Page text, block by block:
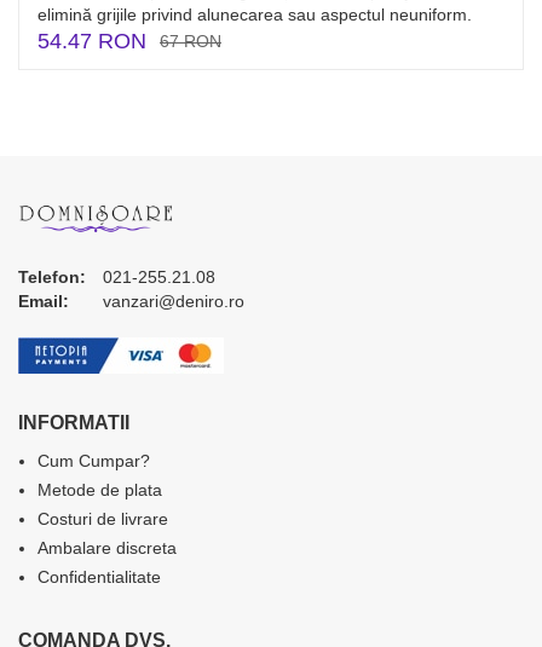
elimină grijile privind alunecarea sau aspectul neuniform.
54.47 RON 67 RON
Telefon:
021-255.21.08
Email:
vanzari@deniro.ro
INFORMATII
Cum Cumpar?
Metode de plata
Costuri de livrare
Ambalare discreta
Confidentialitate
COMANDA DVS.